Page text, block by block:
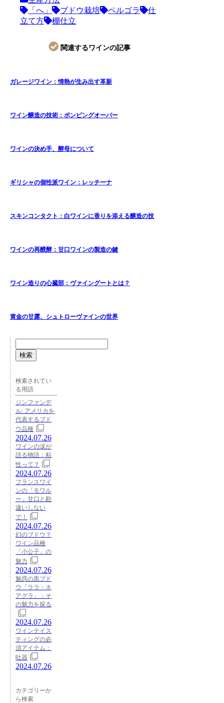
「へ」
ブドウ栽培 ペルゴラ
仕
立て方
棚仕立
関連するワインの記事
ガレージワイン：情熱が生み出す革新
ワイン醸造の技術：ポンピングオーバー
ワインの決め手、酵母について
ギリシャの個性派ワイン：レッチーナ
スキンコンタクト：白ワインに香りを添える醸造の技
ワインの再醗酵：甘口ワインの製造の鍵
ワイン造りの心臓部：ヴァイングートとは？
黄金の甘露、シュトローヴァインの世界
検索
検索されてい
る用語
ジンファンデ
ル: アメリカを
代表するブド
ウ品種
2024.07.26
ワインの涙が
語る物語：粘
性って？
2024.07.26
フランスワイ
ンの「モワル
ー」甘口と勘
違いしない
で！
2024.07.26
幻のブドウ？
ワイン品種
「小公子」の
魅力
2024.07.26
魅惑の黒ブド
ウ「ララ・ネ
アグラ」：そ
の魅力を探る
2024.07.26
ワインテイス
ティングの必
須アイテム：
吐器
2024.07.26
カテゴリーか
ら検索